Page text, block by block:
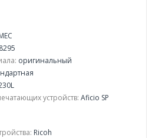
оригинальный
устройств: Aficio SP
Ricoh